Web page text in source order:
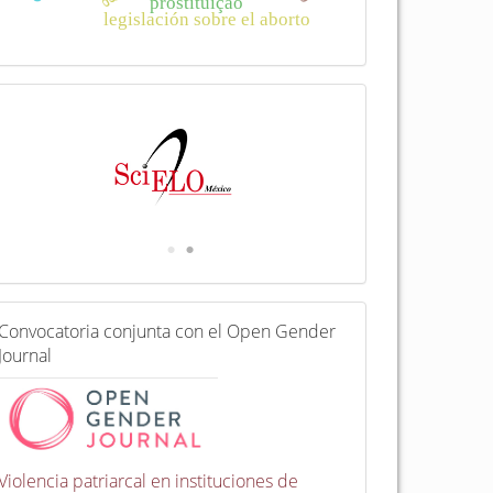
legislación sobre el aborto
C
o
Convocatoria conjunta con el Open Gender
Journal
patriarcal en instituciones de